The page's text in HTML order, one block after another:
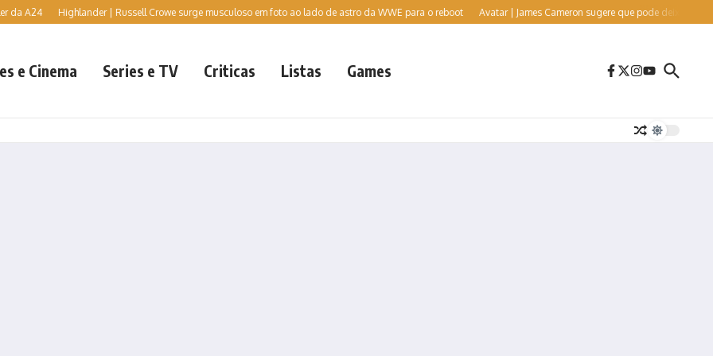
Highlander | Russell Crowe surge musculoso em foto ao lado de astro da WWE para o reboot Avatar | James Cameron sugere que pode deixar a franquia
e Cinema Series e TV Criticas Listas Games